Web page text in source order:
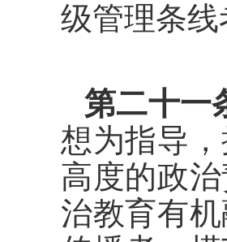
级管理条
第二十一
想为指导
高度的政
治教育有